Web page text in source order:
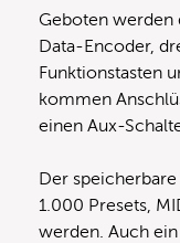
Geboten werden
Data-Encoder,
Funktionstasten
kommen
einen Aux-
Der
1.000 Presets,
werden. Auch